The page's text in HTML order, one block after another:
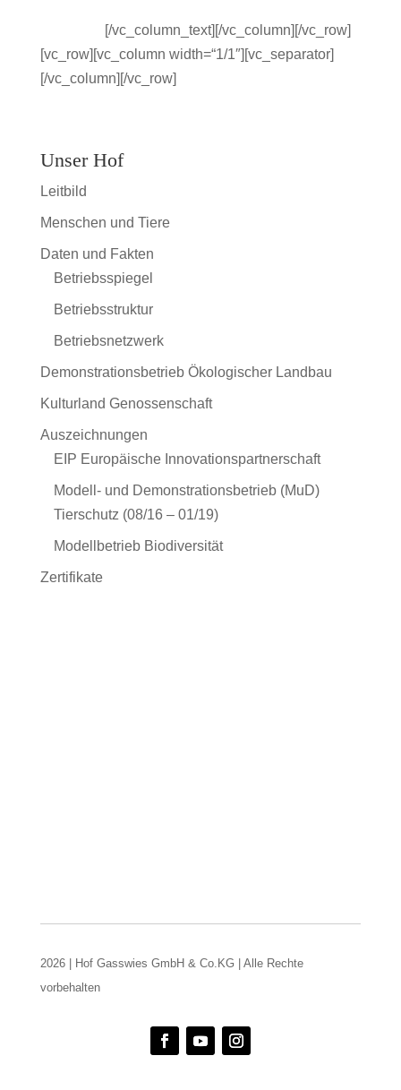
[/vc_column_text][/vc_column][/vc_row]
[vc_row][vc_column width=“1/1″][vc_separator]
[/vc_column][/vc_row]
Unser Hof
Leitbild
Menschen und Tiere
Daten und Fakten
Betriebsspiegel
Betriebsstruktur
Betriebsnetzwerk
Demonstrationsbetrieb Ökologischer Landbau
Kulturland Genossenschaft
Auszeichnungen
EIP Europäische Innovationspartnerschaft
Modell- und Demonstrationsbetrieb (MuD)
Tierschutz (08/16 – 01/19)
Modellbetrieb Biodiversität
Zertifikate
2026 | Hof Gasswies GmbH & Co.KG | Alle Rechte
vorbehalten